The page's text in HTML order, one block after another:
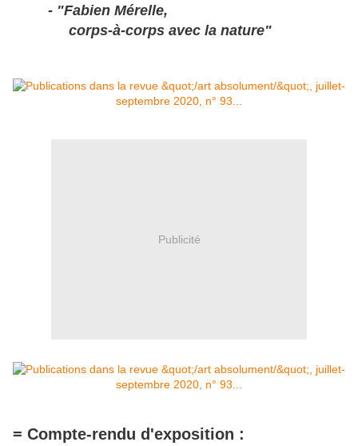
- "Fabien Mérelle,
corps-à-corps avec la nature"
Publicité
= Compte-rendu d'exposition :